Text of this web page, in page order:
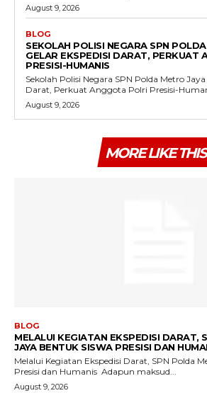
August 9, 2026
BLOG
SEKOLAH POLISI NEGARA SPN
GELAR EKSPEDISI DARAT, PERKUAT
PRESISI-HUMANIS
Sekolah Polisi Negara SPN Polda Metro
August 9, 2026
MORE LIKE THIS
BLOG
MELALUI KEGIATAN EKSPEDISI DARAT,
JAYA BENTUK SISWA PRESISI DAN
Melalui Kegiatan Ekspedisi Darat, SPN Polda
Presisi dan Humanis ‎ ‎Adapun maksud...
August 9, 2026